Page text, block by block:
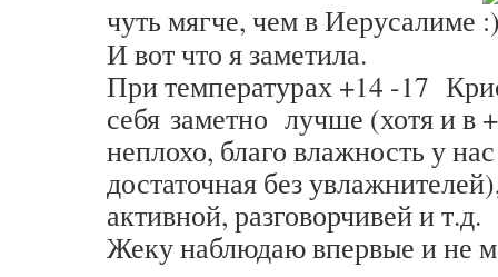
чуть мягче, чем в Иерусалиме
И вот что я заметила.
При температурах +14 -17
себя заметно лучше (хотя и в
неплохо, благо влажность у
достаточная без
активной, разговорчивей и т.д.
Жеку наблюдаю впервые и не